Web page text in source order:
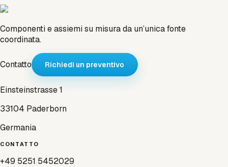
Componenti e assiemi su misura da un’unica fonte
coordinata.
Contatto Richiedi un preventivo
Einsteinstrasse 1
33104 Paderborn
Germania
CONTATTO
+49 5251 5452029